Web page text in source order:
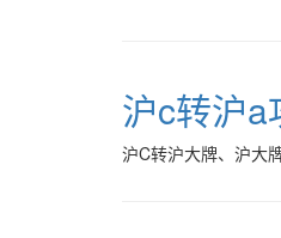
沪c转沪a
沪C转沪大牌、沪大